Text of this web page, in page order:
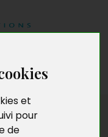
et
pour
de